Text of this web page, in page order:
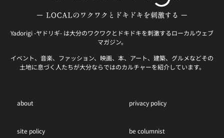
Yadorigi -ヤドリギ- は大分のワクワクとドキドキを刺激するローカルウェブ
マガジン。
イベント、音楽、ファッション、映画、本、アート、建築、グルメなどその
土地に息づく人たちが大分ならではのカルチャーを紹介しています。
about privacy policy
site policy be columnist